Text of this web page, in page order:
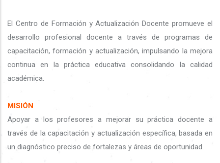
El Centro de Formación y Actualización Docente promueve el
desarrollo profesional docente a través de programas de
capacitación, formación y actualización, impulsando la mejora
continua en la práctica educativa consolidando la calidad
académica.
MISIÓN
Apoyar a los profesores a mejorar su práctica docente a
través de la capacitación y actualización específica, basada en
un diagnóstico preciso de fortalezas y áreas de oportunidad.